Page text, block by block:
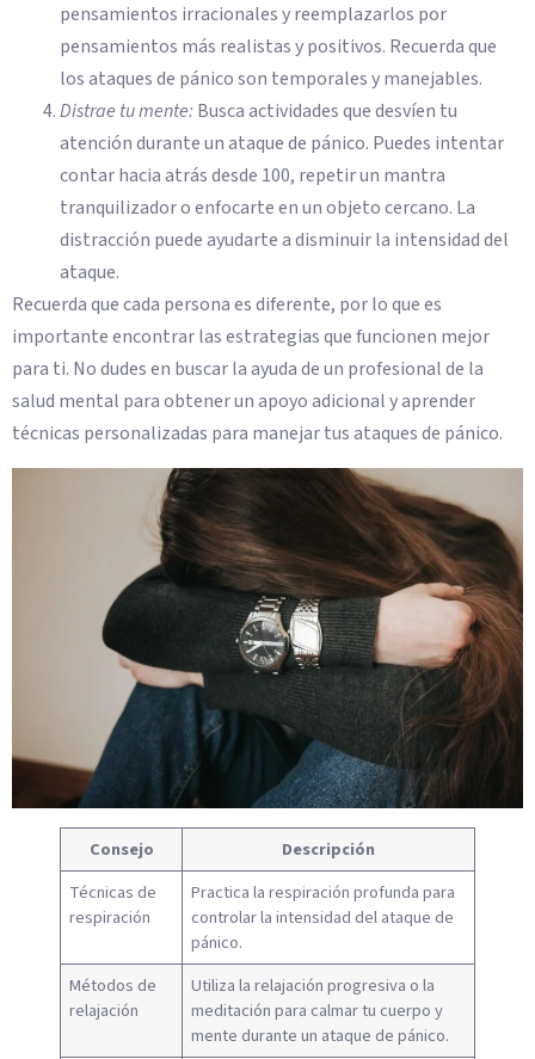
pensamientos irracionales y reemplazarlos por
pensamientos más realistas y positivos. Recuerda que
los ataques de pánico son temporales y manejables.
Distrae tu mente:Busca actividades que desvíen tu
atención durante un ataque de pánico. Puedes intentar
contar hacia atrás desde 100, repetir un mantra
tranquilizador o enfocarte en un objeto cercano. La
distracción puede ayudarte a disminuir la intensidad del
ataque.
Recuerda que cada persona es diferente, por lo que es
importante encontrar las estrategias que funcionen mejor
para ti. No dudes en buscar la ayuda de un profesional de la
salud mental para obtener un apoyo adicional y aprender
técnicas personalizadas para manejar tus ataques de pánico.
Consejo
Descripción
Técnicas de
respiración
Practica la respiración profunda para
controlar la intensidad del ataque de
pánico.
Métodos de
relajación
Utiliza la relajación progresiva o la
meditación para calmar tu cuerpo y
mente durante un ataque de pánico.